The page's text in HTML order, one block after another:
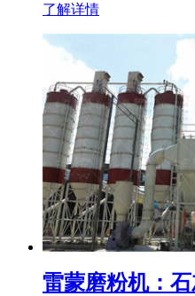
了解详情
雷蒙磨粉机：